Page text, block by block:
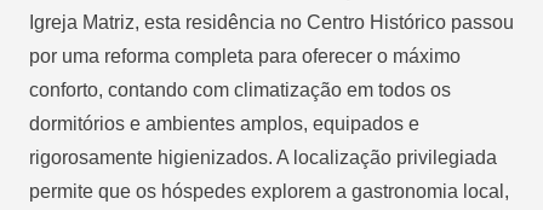
Igreja Matriz, esta residência no Centro Histórico passou
por uma reforma completa para oferecer o máximo
conforto, contando com climatização em todos os
dormitórios e ambientes amplos, equipados e
rigorosamente higienizados. A localização privilegiada
permite que os hóspedes explorem a gastronomia local,